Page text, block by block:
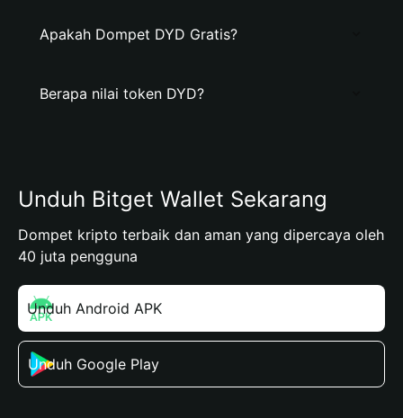
Apakah Dompet DYD Gratis?
Berapa nilai token DYD?
Unduh Bitget Wallet Sekarang
Dompet kripto terbaik dan aman yang dipercaya oleh
40 juta pengguna
Unduh Android APK
Unduh Google Play